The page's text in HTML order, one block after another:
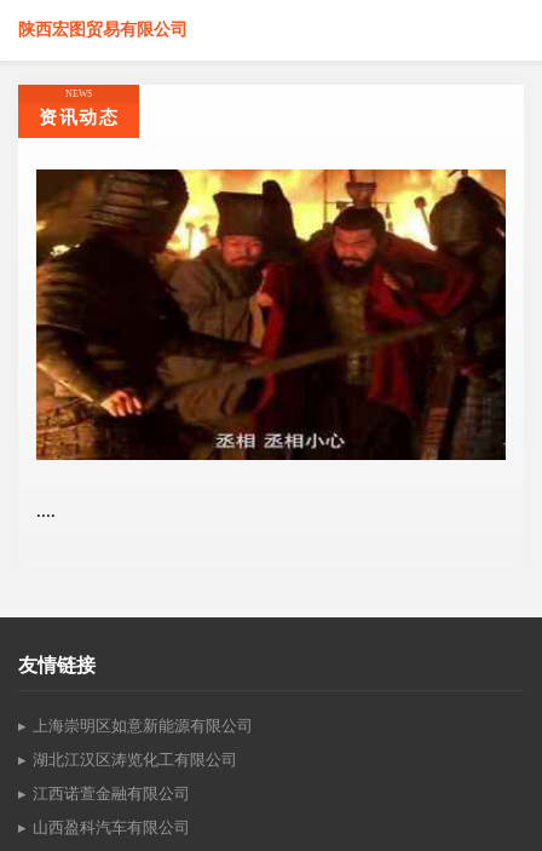
陕西宏图贸易有限公司
NEWS
资讯动态
....
友情链接
上海崇明区如意新能源有限公司
湖北江汉区涛览化工有限公司
江西诺萱金融有限公司
山西盈科汽车有限公司